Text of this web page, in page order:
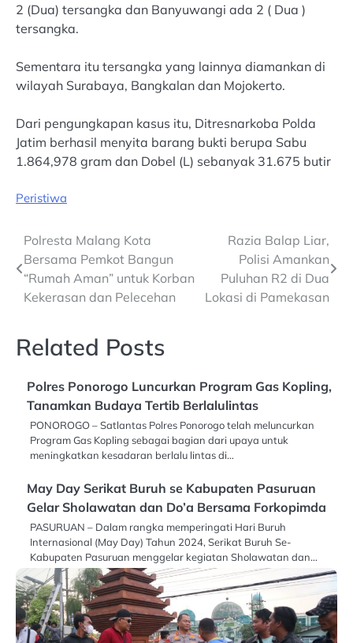
2 (Dua) tersangka dan Banyuwangi ada 2 ( Dua )
tersangka.
Sementara itu tersangka yang lainnya diamankan di
wilayah Surabaya, Bangkalan dan Mojokerto.
Dari pengungkapan kasus itu, Ditresnarkoba Polda
Jatim berhasil menyita barang bukti berupa Sabu
1.864,978 gram dan Dobel (L) sebanyak 31.675 butir
Peristiwa
Post
navigation
Polresta Malang Kota
Bersama Pemkot Bangun
“Rumah Aman” untuk Korban
Kekerasan dan Pelecehan
Razia Balap Liar,
Polisi Amankan
Puluhan R2 di Dua
Lokasi di Pamekasan
Related Posts
Polres Ponorogo Luncurkan Program Gas Kopling,
Tanamkan Budaya Tertib Berlalulintas
PONOROGO – Satlantas Polres Ponorogo telah meluncurkan
Program Gas Kopling sebagai bagian dari upaya untuk
meningkatkan kesadaran berlalu lintas di…
May Day Serikat Buruh se Kabupaten Pasuruan
Gelar Sholawatan dan Do’a Bersama Forkopimda
PASURUAN – Dalam rangka memperingati Hari Buruh
Internasional (May Day) Tahun 2024, Serikat Buruh Se-
Kabupaten Pasuruan menggelar kegiatan Sholawatan dan…